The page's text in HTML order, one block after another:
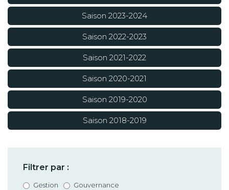
Saison 2023-2024
Saison 2022-2023
Saison 2021-2022
Saison 2020-2021
Saison 2019-2020
Saison 2018-2019
Filtrer par :
Gestion
Gouvernance